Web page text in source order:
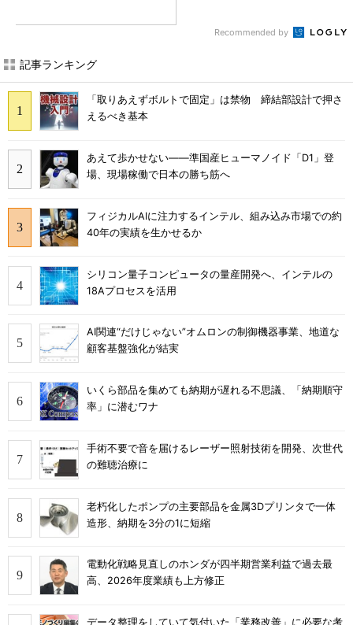
Recommended by
記事ランキング
「取りあえずボルトで固定」は禁物 締結部設計で押さ
えるべき基本
あえて歩かせない――準国産ヒューマノイド「D1」登
場、現場稼働で日本の勝ち筋へ
フィジカルAIに注力するインテル、組み込み市場での約
40年の実績を生かせるか
シリコン量子コンピュータの量産開発へ、インテルの
18Aプロセスを活用
AI関連“だけじゃない”オムロンの制御機器事業、地道な
顧客基盤強化が結実
いくら部品を集めても納期が遅れる不思議、「納期順守
率」に潜むワナ
手術不要で音を届けるレーザー照射技術を開発、次世代
の難聴治療に
老朽化したポンプの主要部品を金属3Dプリンタで一体
造形、納期を3分の1に短縮
電動化戦略見直しのホンダが四半期営業利益で過去最
高、2026年度業績も上方修正
データ整理をしていて気付いた「業務改善」に必要な考